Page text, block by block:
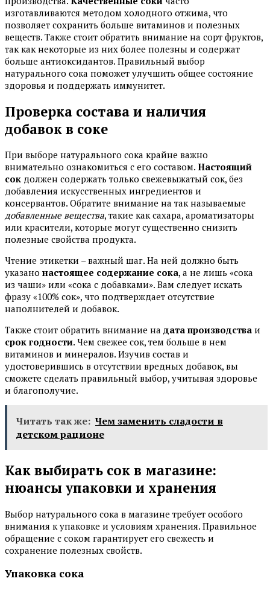
изготавливаются методом холодного отжима, что
позволяет сохранить больше витаминов и полезных
веществ. Также стоит обратить внимание на сорт фруктов,
так как некоторые из них более полезны и содержат
больше антиоксидантов. Правильный выбор
натурального сока поможет улучшить общее состояние
здоровья и поддержать иммунитет.
Проверка состава и наличия
добавок в соке
При выборе натурального сока крайне важно
внимательно ознакомиться с его составом. Настоящий
сок должен содержать только свежевыжатый сок, без
добавления искусственных ингредиентов и
консервантов. Обратите внимание на так называемые
добавленные вещества, такие как сахара, ароматизаторы
или красители, которые могут существенно снизить
полезные свойства продукта.
Чтение этикетки – важный шаг. На ней должно быть
указано настоящее содержание сока, а не лишь «сока
из чаши» или «сока с добавками». Вам следует искать
фразу «100% сок», что подтверждает отсутствие
наполнителей и добавок.
Также стоит обратить внимание на дата производства и
срок годности. Чем свежее сок, тем больше в нем
витаминов и минералов. Изучив состав и
удостоверившись в отсутствии вредных добавок, вы
сможете сделать правильный выбор, учитывая здоровье
и благополучие.
Читать так же: Чем заменить сладости в
детском рационе
Как выбирать сок в магазине:
нюансы упаковки и хранения
Выбор натурального сока в магазине требует особого
внимания к упаковке и условиям хранения. Правильное
обращение с соком гарантирует его свежесть и
сохранение полезных свойств.
Упаковка сока